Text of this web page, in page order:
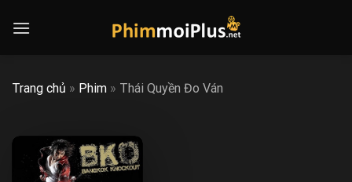
Trang chủ » Phim » Thái Quyền Đo Ván